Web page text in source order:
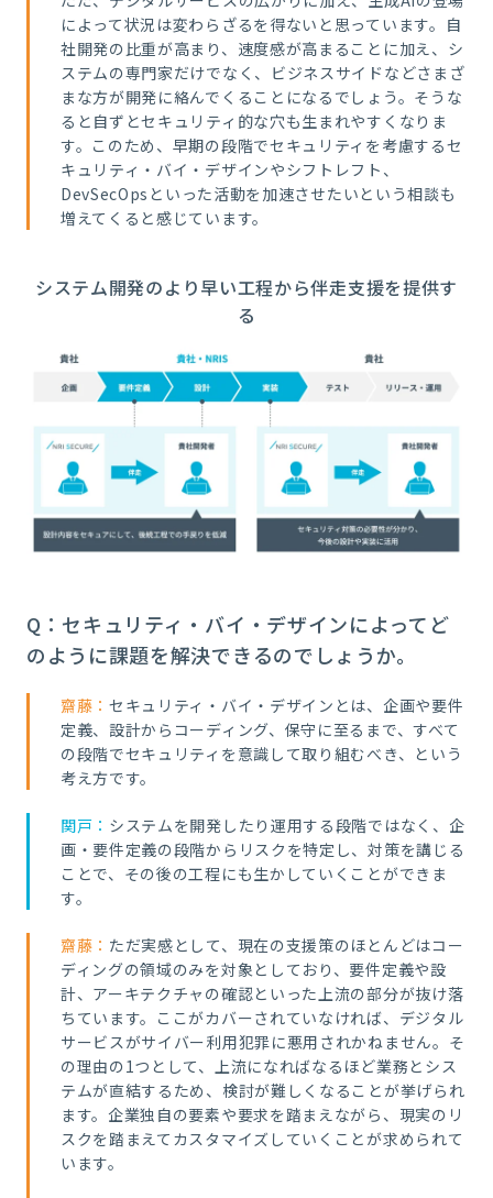
によって状況は変わらざるを得ないと思っています。自
社開発の比重が高まり、速度感が高まることに加え、シ
ステムの専門家だけでなく、ビジネスサイドなどさまざ
まな方が開発に絡んでくることになるでしょう。そうな
ると自ずとセキュリティ的な穴も生まれやすくなりま
す。このため、早期の段階でセキュリティを考慮するセ
キュリティ・バイ・デザインやシフトレフト、
DevSecOpsといった活動を加速させたいという相談も
増えてくると感じています。
システム開発のより早い工程から伴走支援を提供す
る
Q：セキュリティ・バイ・デザインによってど
のように課題を解決できるのでしょうか。
齋藤： セキュリティ・バイ・デザインとは、企画や要件
定義、設計からコーディング、保守に至るまで、すべて
の段階でセキュリティを意識して取り組むべき、という
考え方です。
関戸： システムを開発したり運用する段階ではなく、企
画・要件定義の段階からリスクを特定し、対策を講じる
ことで、その後の工程にも生かしていくことができま
す。
齋藤： ただ実感として、現在の支援策のほとんどはコー
ディングの領域のみを対象としており、要件定義や設
計、アーキテクチャの確認といった上流の部分が抜け落
ちています。ここがカバーされていなければ、デジタル
サービスがサイバー利用犯罪に悪用されかねません。そ
の理由の1つとして、上流になればなるほど業務とシス
テムが直結するため、検討が難しくなることが挙げられ
ます。企業独自の要素や要求を踏まえながら、現実のリ
スクを踏まえてカスタマイズしていくことが求められて
います。